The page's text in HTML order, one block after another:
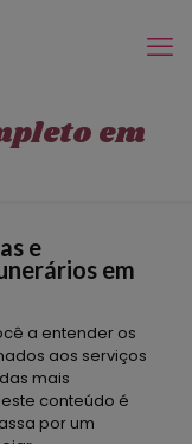
em
e
em
a entender os
aos serviços
mais
conteúdo é
por um